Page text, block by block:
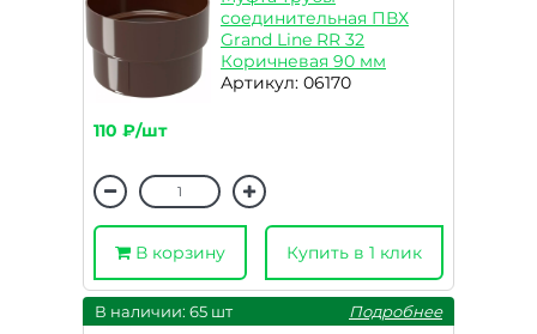
соединительная ПВХ
Grand Line RR 32
Коричневая 90 мм
Артикул: 06170
110 ₽/шт
В корзину Купить в 1 клик
В наличии: 65 шт Подробнее